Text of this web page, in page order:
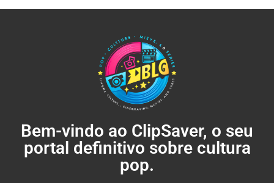
Bem-vindo ao ClipSaver, o seu
portal definitivo sobre cultura
pop.